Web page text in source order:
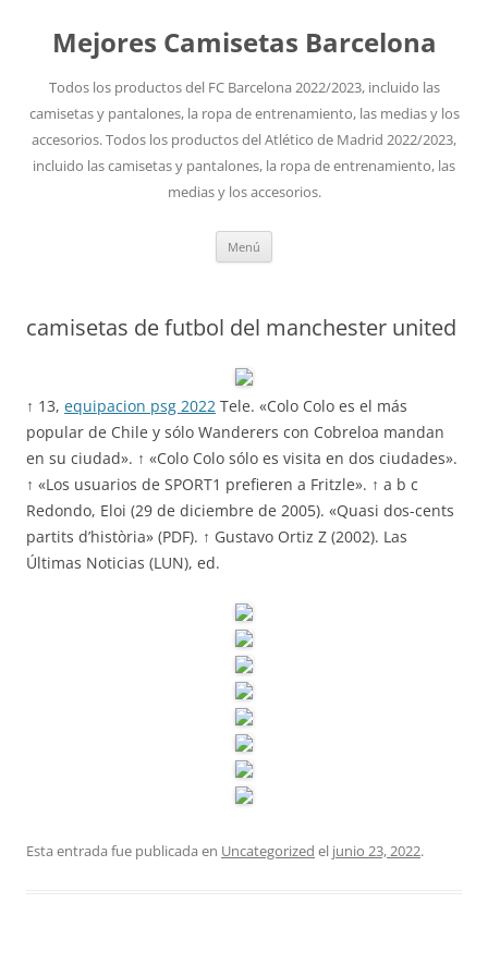
Mejores Camisetas Barcelona
Todos los productos del FC Barcelona 2022/2023, incluido las
camisetas y pantalones, la ropa de entrenamiento, las medias y los
accesorios. Todos los productos del Atlético de Madrid 2022/2023,
incluido las camisetas y pantalones, la ropa de entrenamiento, las
medias y los accesorios.
Menú
camisetas de futbol del manchester united
↑ 13, equipacion psg 2022 Tele. «Colo Colo es el más
popular de Chile y sólo Wanderers con Cobreloa mandan
en su ciudad». ↑ «Colo Colo sólo es visita en dos ciudades».
↑ «Los usuarios de SPORT1 prefieren a Fritzle». ↑ a b c
Redondo, Eloi (29 de diciembre de 2005). «Quasi dos-cents
partits d’història» (PDF). ↑ Gustavo Ortiz Z (2002). Las
Últimas Noticias (LUN), ed.
Esta entrada fue publicada en Uncategorized el junio 23, 2022.